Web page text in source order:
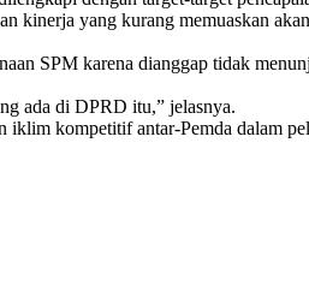
kinerja yang kurang memuaskan
SPM karena dianggap tidak
ada di DPRD itu,” jelasnya.
kompetitif antar-Pemda dalam